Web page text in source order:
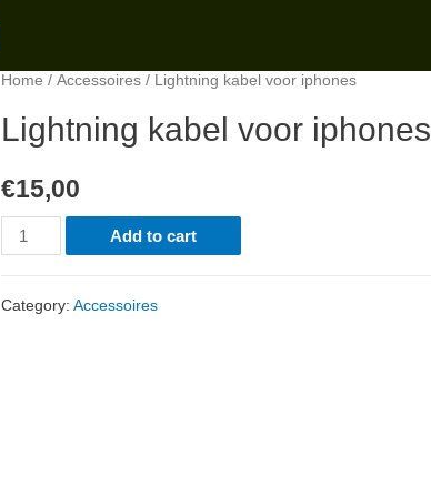
Home / Accessoires / Lightning kabel voor iphones
Lightning kabel voor iphones
€15,00
Lightning
kabel
iphones
Add to cart
Category: Accessoires